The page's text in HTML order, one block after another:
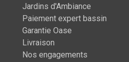
Jardins d'Ambiance
Paiement expert bassin
Garantie Oase
Livraison
Nos engagements